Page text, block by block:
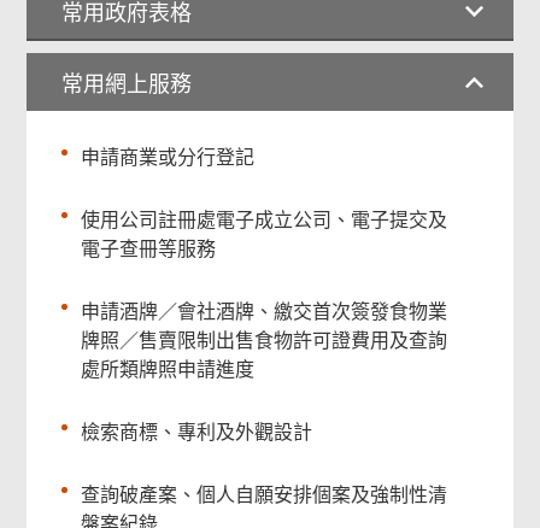
常用政府表格
常用網上服務
申請商業或分行登記
使用公司註冊處電子成立公司、電子提交及
電子查冊等服務
申請酒牌／會社酒牌、繳交首次簽發食物業
牌照／售賣限制出售食物許可證費用及查詢
處所類牌照申請進度
檢索商標、專利及外觀設計
查詢破產案、個人自願安排個案及強制性清